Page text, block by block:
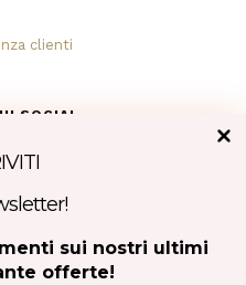
sui nostri ultimi
offerte!
clienti
SOCIAL